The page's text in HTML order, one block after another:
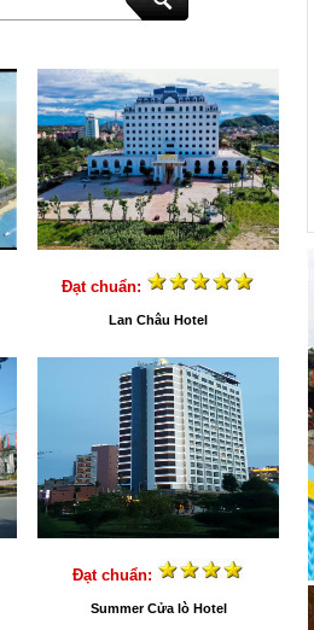
Đạt chuẩn:
Lan Châu Hotel
Đạt chuẩn:
Summer Cửa lò Hotel